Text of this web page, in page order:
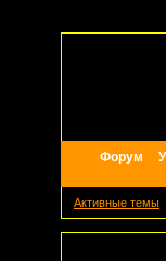
Форум
Активные темы